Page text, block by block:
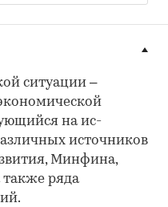
ситуации –
на ис-
источников
Минфина,
ряда